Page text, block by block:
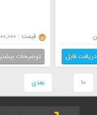
دریافت فایل
قیمت : 100,000 تومان
توضیحات بیشتر
10 بعدی